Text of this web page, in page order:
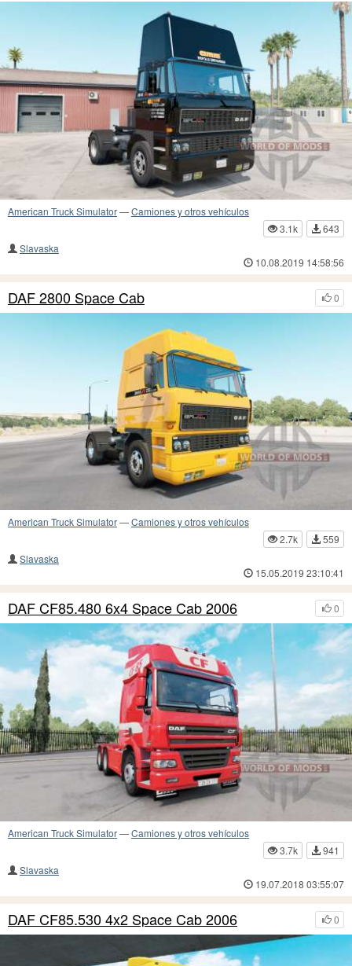
American Truck Simulator—Camiones y otros vehículos
3.1k
643
Slavaska
10.08.2019 14:58:56
0
DAF 2800 Space Cab
American Truck Simulator—Camiones y otros vehículos
2.7k
559
Slavaska
15.05.2019 23:10:41
0
DAF CF85.480 6x4 Space Cab 2006
American Truck Simulator—Camiones y otros vehículos
3.7k
941
Slavaska
19.07.2018 03:55:07
0
DAF CF85.530 4x2 Space Cab 2006